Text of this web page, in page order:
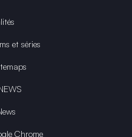
et séries
Chrome